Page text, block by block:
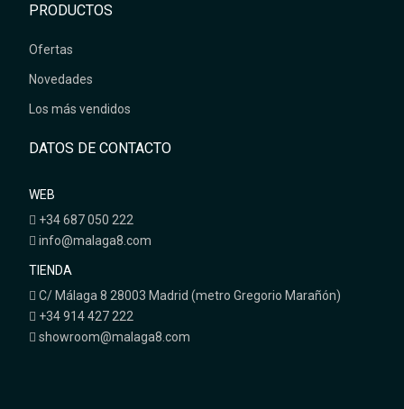
PRODUCTOS
Ofertas
Novedades
Los más vendidos
DATOS DE CONTACTO
WEB
+34 687 050 222
info@malaga8.com
TIENDA
C/ Málaga 8 28003 Madrid (metro Gregorio Marañón)
+34 914 427 222
showroom@malaga8.com